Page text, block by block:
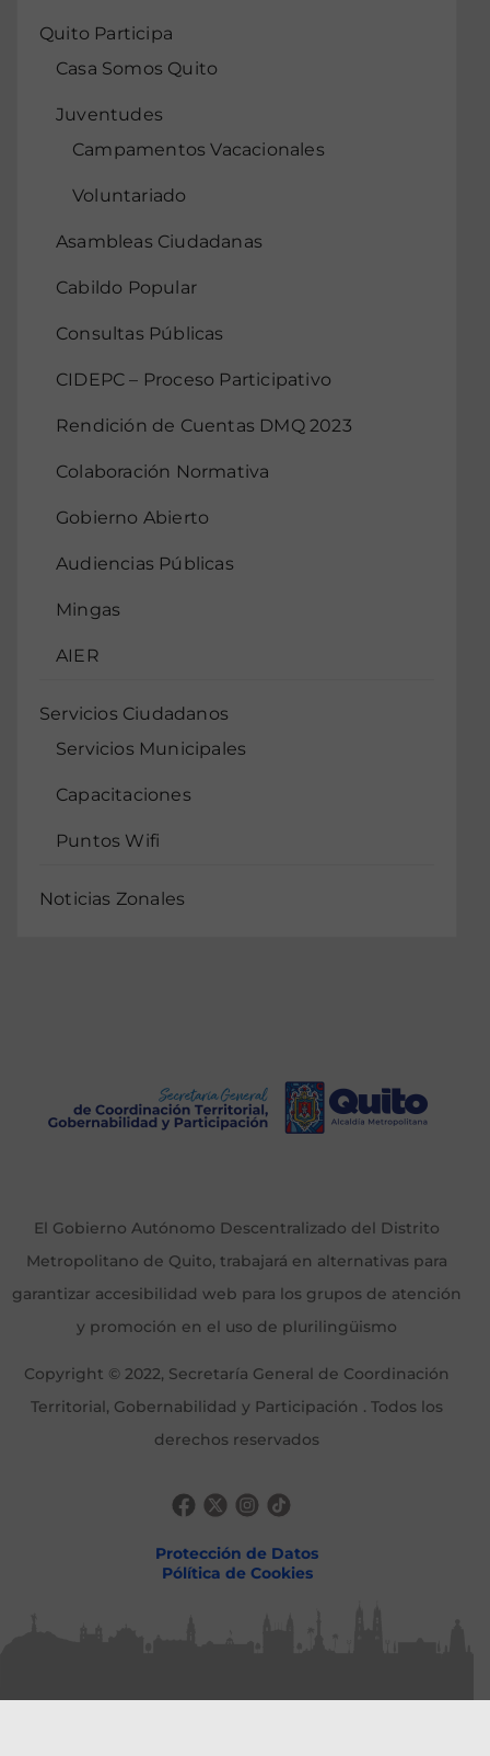
Quito Participa
Casa Somos Quito
Juventudes
Campamentos Vacacionales
Voluntariado
Asambleas Ciudadanas
Cabildo Popular
Consultas Públicas
CIDEPC – Proceso Participativo
Rendición de Cuentas DMQ 2023
Colaboración Normativa
Gobierno Abierto
Audiencias Públicas
Mingas
AIER
Servicios Ciudadanos
Servicios Municipales
Capacitaciones
Puntos Wifi
Noticias Zonales
El Gobierno Autónomo Descentralizado del Distrito
Metropolitano de Quito, trabajará en alternativas para
garantizar accesibilidad web para los grupos de atención
y promoción en el uso de plurilingüismo
Copyright © 2022, Secretaría General de Coordinación
Territorial, Gobernabilidad y Participación . Todos los
derechos reservados
Protección de Datos
Pólítica de Cookies